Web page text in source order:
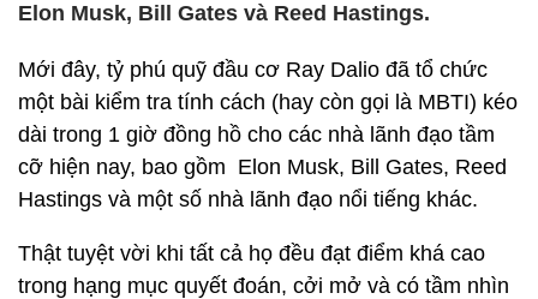
Elon Musk, Bill Gates và Reed Hastings.
Mới đây, tỷ phú quỹ đầu cơ Ray Dalio đã tổ chức
một bài kiểm tra tính cách (hay còn gọi là MBTI) kéo
dài trong 1 giờ đồng hồ cho các nhà lãnh đạo tầm
cỡ hiện nay, bao gồm Elon Musk, Bill Gates, Reed
Hastings và một số nhà lãnh đạo nổi tiếng khác.
Thật tuyệt vời khi tất cả họ đều đạt điểm khá cao
trong hạng mục quyết đoán, cởi mở và có tầm nhìn